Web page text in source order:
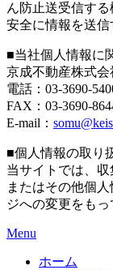
ん防止送受信す
安全に情報を送信
■当社個人情報に
京成不動産株式
電話：03-3690-
FAX：03-3690-
E-mail：
■個人情報の取り
当サイトでは、収
またはその他個
ジへの変更をもっ
Menu
ホーム